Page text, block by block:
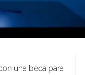
una beca para